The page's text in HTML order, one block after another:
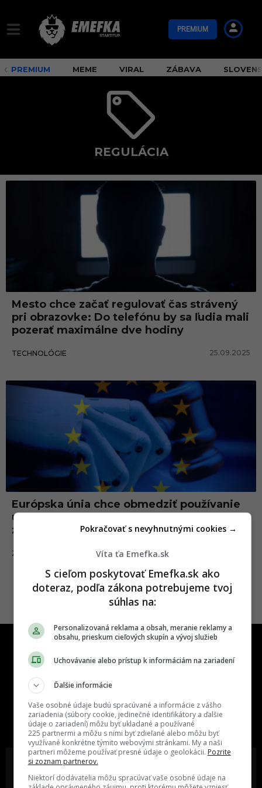
PREMIUM
PREMIUM MEME VIRAL ZÁBAVA
REGULÁCIA
á
c
a
Mesto chce začať regulovať čas strávený
pri obrazovke: Do telefónu by sa ľudia mali
pozerať maximálne dve hodiny
TECHNOLÓGIE 25.09.2025
Európska únia chce obmedziť používanie
umelej inteligencie. Toto všetko bude
zakázané
ZAHRANIČIE
One time najzábavnejšie miesto na
slovenskom internete, next time
najzabávnejšie miesto na svete
Víta ťa Emefka.sk
S cieľom poskytovať Emefka.sk ako
doteraz, podľa zákona potrebujeme tvoj
súhlas na:
Personalizovaná reklama a obsah, meranie reklamy a
obsahu, prieskum cieľových skupín a vývoj služieb
Uchovávanie alebo prístup k informáciám na zariadení
Ďalšie informácie
Vaše osobné údaje budú spracúvané a informácie z vášho
zariadenia (súbory cookie, jedinečné identifikátory a ďalšie
údaje o zariadení) môžu byť ukladané a používané
225 partnermi a môžu s nimi byť zdieľané alebo môžu byť
využívané konkrétne týmito webovými stránkami. My a naši
partneri môžeme používať presné údaje o geolokácii. Pozrite
si zoznam partnerov.
Niektorí dodávatelia môžu spracúvať vaše osobné údaje na
Pokračovať s nevyhnutnými cookies →